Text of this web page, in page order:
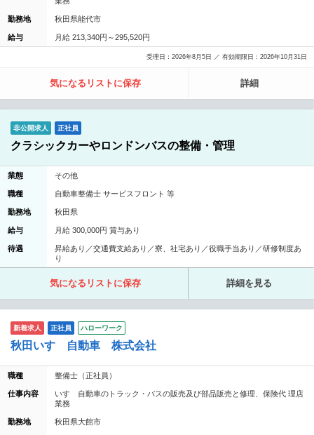
勤務地 秋田県能代市
給与 月給 213,340円～295,520円
受理日：2026年8月5日 ／ 有効期限日：2026年10月31日
気になるリストに保存 詳細
非公開求人 正社員
クラシックカーやロンドンバスの整備・管理
業態 その他
職種 自動車整備士 サービスフロント 等
勤務地 秋田県
給与 月給 300,000円 賞与あり
待遇
昇給あり／交通費支給あり／寮、社宅あり／役職手当あり／研修制度あ
り
気になるリストに保存 詳細を見る
新着求人 正社員 ハローワーク
秋田いすゞ自動車 株式会社
職種 整備士（正社員）
仕事内容
いすゞ自動車のトラック・バスの販売及び部品販売と修理、保険代 理店
業務
勤務地 秋田県大館市